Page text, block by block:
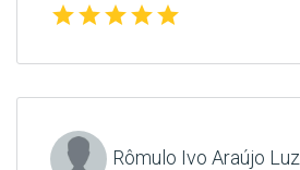
starstarstarstarstar
Rômulo Ivo Araújo Luz